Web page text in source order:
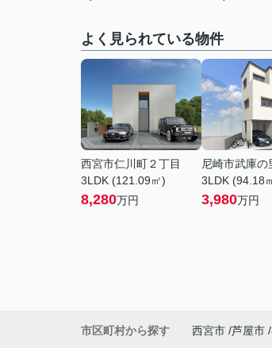
よく見られている物件
西宮市仁川町２丁目
3LDK (121.09㎡)
8,280万円
尼崎市武庫の
3LDK (94.18
3,980万円
市区町村から探す 西宮市 芦屋市